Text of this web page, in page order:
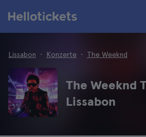
Lissabon Konzerte The Weeknd
The Weeknd
Lissabon